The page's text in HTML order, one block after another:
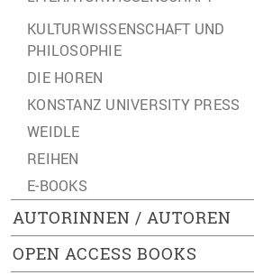
KULTURWISSENSCHAFT UND
PHILOSOPHIE
DIE HOREN
KONSTANZ UNIVERSITY PRESS
WEIDLE
REIHEN
E-BOOKS
AUTORINNEN / AUTOREN
OPEN ACCESS BOOKS